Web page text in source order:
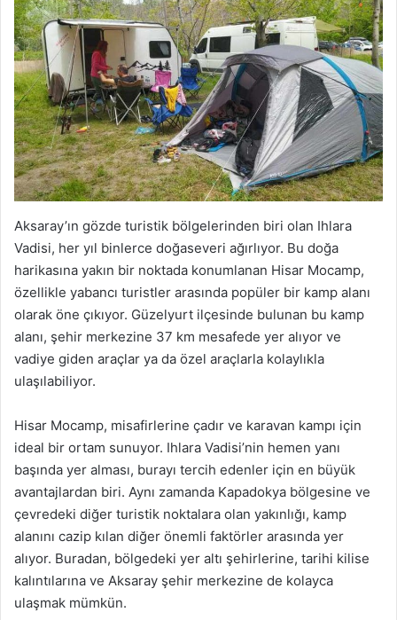
Aksaray’ın gözde turistik bölgelerinden biri olan Ihlara
Vadisi, her yıl binlerce doğaseveri ağırlıyor. Bu doğa
harikasına yakın bir noktada konumlanan Hisar Mocamp,
özellikle yabancı turistler arasında popüler bir kamp alanı
olarak öne çıkıyor. Güzelyurt ilçesinde bulunan bu kamp
alanı, şehir merkezine 37 km mesafede yer alıyor ve
vadiye giden araçlar ya da özel araçlarla kolaylıkla
ulaşılabiliyor.
Hisar Mocamp, misafirlerine çadır ve karavan kampı için
ideal bir ortam sunuyor. Ihlara Vadisi’nin hemen yanı
başında yer alması, burayı tercih edenler için en büyük
avantajlardan biri. Aynı zamanda Kapadokya bölgesine ve
çevredeki diğer turistik noktalara olan yakınlığı, kamp
alanını cazip kılan diğer önemli faktörler arasında yer
alıyor. Buradan, bölgedeki yer altı şehirlerine, tarihi kilise
kalıntılarına ve Aksaray şehir merkezine de kolayca
ulaşmak mümkün.